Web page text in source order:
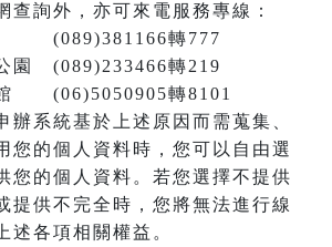
查詢外，亦可來電服務專線：
(089)381166轉777
園 (089)233466轉219
(06)5050905轉8101
辦系統基於上述原因而需蒐集、
您的個人資料時，您可以自由選
您的個人資料。若您選擇不提供
提供不完全時，您將無法進行線
述各項相關權益。